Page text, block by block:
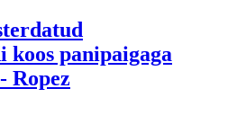
koos panipaigaga
Ropez